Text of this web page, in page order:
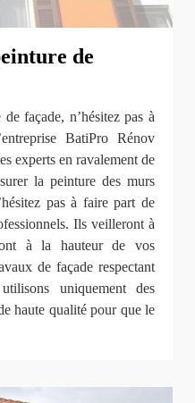
de
façade, n’hésitez pas à
BatiPro Rénov
experts en ravalement de
la peinture des murs
pas à faire part de
Ils veilleront à
à la hauteur de vos
de façade respectant
uniquement des
haute qualité pour que le